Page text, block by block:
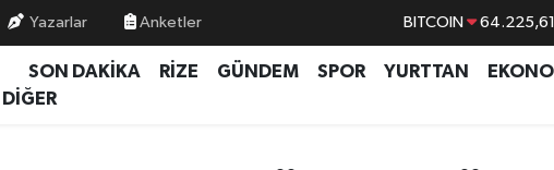
Yazarlar Anketler BITCOIN 64.225,61
DOLAR
SON DAKİKA RİZE GÜNDEM SPOR YURTTAN
DİĞER